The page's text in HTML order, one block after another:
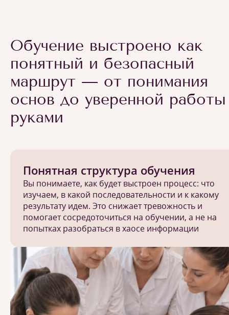
Обучение выстроено как
понятный и безопасный
маршрут — от понимания
основ до уверенной работы
руками
Понятная структура обучения
Вы понимаете, как будет выстроен процесс: что
изучаем, в какой последовательности и к какому
результату идем. Это снижает тревожность и
помогает сосредоточиться на обучении, а не на
попытках разобраться в хаосе информации